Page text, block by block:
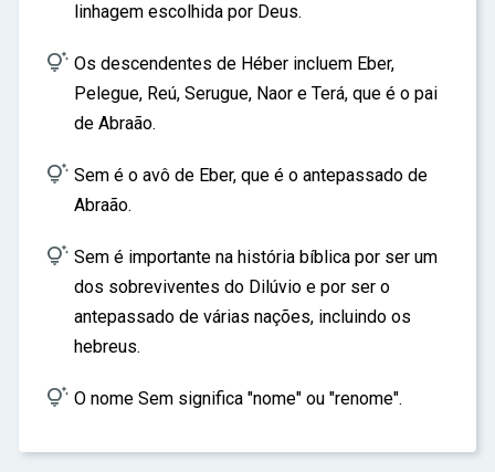
linhagem escolhida por Deus.
 Os descendentes de Héber incluem Eber,
Pelegue, Reú, Serugue, Naor e Terá, que é o pai
de Abraão.
 Sem é o avô de Eber, que é o antepassado de
Abraão.
 Sem é importante na história bíblica por ser um
dos sobreviventes do Dilúvio e por ser o
antepassado de várias nações, incluindo os
hebreus.
 O nome Sem significa "nome" ou "renome".